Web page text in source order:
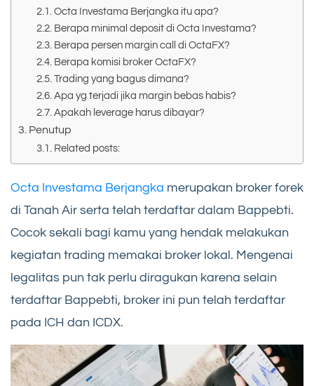
Octa Investama Berjangka itu apa?
Berapa minimal deposit di Octa Investama?
Berapa persen margin call di OctaFX?
Berapa komisi broker OctaFX?
Trading yang bagus dimana?
Apa yg terjadi jika margin bebas habis?
Apakah leverage harus dibayar?
Penutup
Related posts:
Octa Investama Berjangka merupakan broker forek
di Tanah Air serta telah terdaftar dalam Bappebti.
Cocok sekali bagi kamu yang hendak melakukan
kegiatan trading memakai broker lokal. Mengenai
legalitas pun tak perlu diragukan karena selain
terdaftar Bappebti, broker ini pun telah terdaftar
pada ICH dan ICDX.